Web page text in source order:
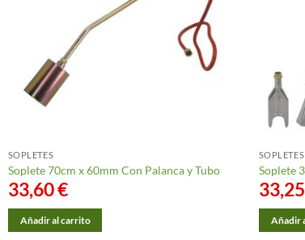
SOPLETES
Soplete 70cm x 60mm Con Palanca y Tubo
33,60€
Añadir al carrito
SOPLETES
Soplete
33,25
Añadir